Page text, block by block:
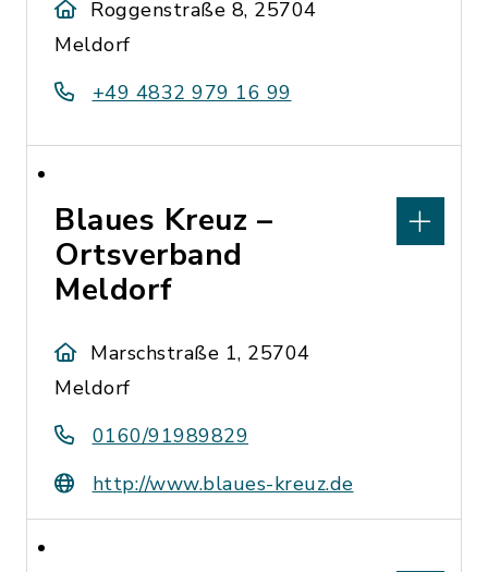
Roggenstraße 8, 25704
Meldorf
+49 4832 979 16 99
Blaues Kreuz –
Ortsverband
Meldorf
Marschstraße 1, 25704
Meldorf
0160/91989829
http://www.blaues-kreuz.de